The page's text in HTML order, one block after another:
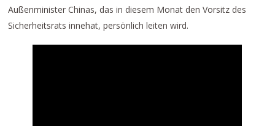
Außenminister Chinas, das in diesem Monat den Vorsitz des
Sicherheitsrats innehat, persönlich leiten wird.